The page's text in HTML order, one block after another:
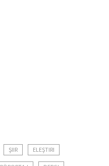
ŞIIR ELEŞTIRI